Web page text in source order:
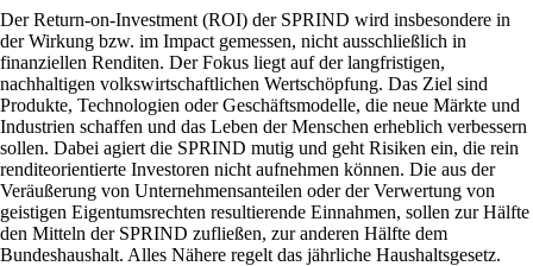
Der Return-on-Investment (ROI) der SPRIND wird insbesondere in
der Wirkung bzw. im Impact gemessen, nicht ausschließlich in
finanziellen Renditen. Der Fokus liegt auf der langfristigen,
nachhaltigen volkswirtschaftlichen Wertschöpfung. Das Ziel sind
Produkte, Technologien oder Geschäftsmodelle, die neue Märkte und
Industrien schaffen und das Leben der Menschen erheblich verbessern
sollen. Dabei agiert die SPRIND mutig und geht Risiken ein, die rein
renditeorientierte Investoren nicht aufnehmen können. Die aus der
Veräußerung von Unternehmensanteilen oder der Verwertung von
geistigen Eigentumsrechten resultierende Einnahmen, sollen zur Hälfte
den Mitteln der SPRIND zufließen, zur anderen Hälfte dem
Bundeshaushalt. Alles Nähere regelt das jährliche Haushaltsgesetz.